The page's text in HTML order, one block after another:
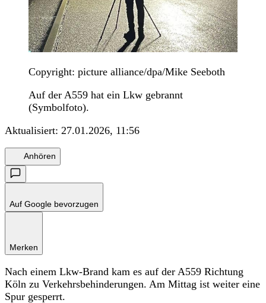
Copyright: picture alliance/dpa/Mike Seeboth
Auf der A559 hat ein Lkw gebrannt
(Symbolfoto).
Aktualisiert: 27.01.2026, 11:56
Anhören
Auf Google bevorzugen
Merken
Nach einem Lkw-Brand kam es auf der A559 Richtung
Köln zu Verkehrsbehinderungen. Am Mittag ist weiter eine
Spur gesperrt.